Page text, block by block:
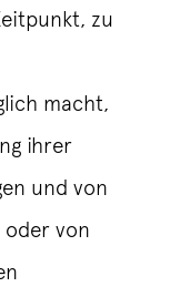
zu
macht,
ihrer
und von
von